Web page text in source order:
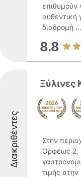
επιθυμούν
αυθεντική
διαδρομή ...
8.8
Διακριθέντες
Ξύλινες
Στην
Ορφέως 2,
τιμής